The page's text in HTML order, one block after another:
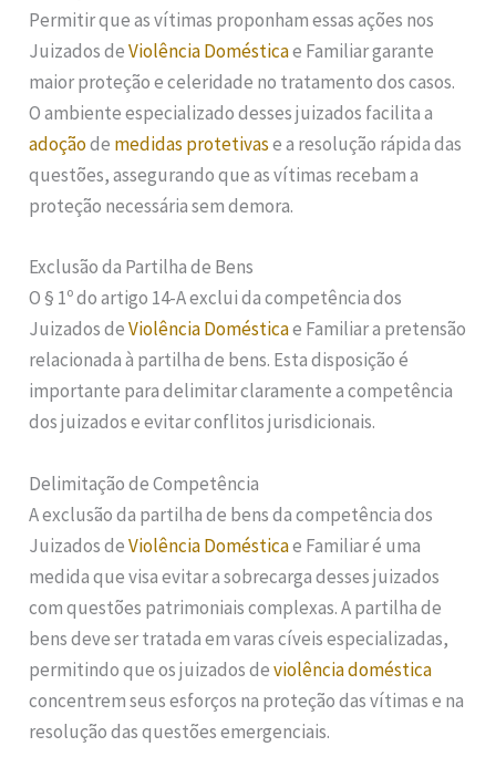
Permitir que as vítimas proponham essas ações nos
Juizados deViolência Domésticae Familiar garante
maior proteção e celeridade no tratamento dos casos.
O ambiente especializado desses juizados facilita a
adoçãode medidas protetivase a resolução rápida das
questões, assegurando que as vítimas recebam a
proteção necessária sem demora.
Exclusão da Partilha de Bens
O § 1º do artigo 14-A exclui da competência dos
Juizados deViolência Domésticae Familiar a pretensão
relacionada à partilha de bens. Esta disposição é
importante para delimitar claramente a competência
dos juizados e evitar conflitos jurisdicionais.
Delimitação de Competência
A exclusão da partilha de bens da competência dos
Juizados deViolência Domésticae Familiar é uma
medida que visa evitar a sobrecarga desses juizados
com questões patrimoniais complexas. A partilha de
bens deve ser tratada em varas cíveis especializadas,
permitindo que os juizados deviolência doméstica
concentrem seus esforços na proteção das vítimas e na
resolução das questões emergenciais.